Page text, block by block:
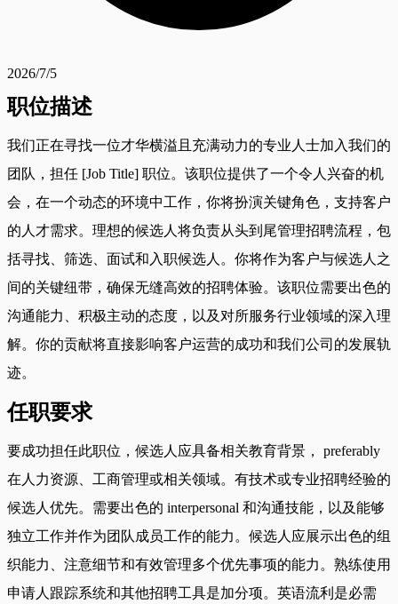
2026/7/5
职位描述
我们正在寻找一位才华横溢且充满动力的专业人士加入我们的
团队，担任 [Job Title] 职位。该职位提供了一个令人兴奋的机
会，在一个动态的环境中工作，你将扮演关键角色，支持客户
的人才需求。理想的候选人将负责从头到尾管理招聘流程，包
括寻找、筛选、面试和入职候选人。你将作为客户与候选人之
间的关键纽带，确保无缝高效的招聘体验。该职位需要出色的
沟通能力、积极主动的态度，以及对所服务行业领域的深入理
解。你的贡献将直接影响客户运营的成功和我们公司的发展轨
迹。
任职要求
要成功担任此职位，候选人应具备相关教育背景， preferably
在人力资源、工商管理或相关领域。有技术或专业招聘经验的
候选人优先。需要出色的 interpersonal 和沟通技能，以及能够
独立工作并作为团队成员工作的能力。候选人应展示出色的组
织能力、注意细节和有效管理多个优先事项的能力。熟练使用
申请人跟踪系统和其他招聘工具是加分项。英语流利是必需